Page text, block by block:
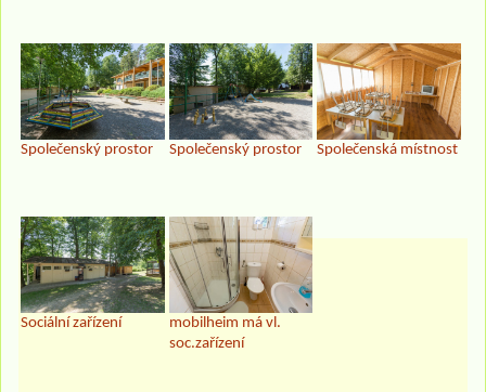
Společenský prostor Společenský prostor Společenská místnost
Sociální zařízení
mobilheim má vl.
soc.zařízení